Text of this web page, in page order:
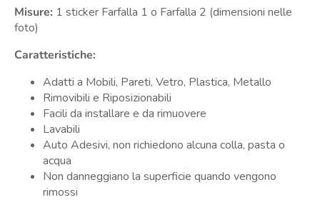
Misure: 1 sticker Farfalla 1 o Farfalla 2 (dimensioni nelle
foto)
Caratteristiche:
Adatti a Mobili, Pareti, Vetro, Plastica, Metallo
Rimovibili e Riposizionabili
Facili da installare e da rimuovere
Lavabili
Auto Adesivi, non richiedono alcuna colla, pasta o
acqua
Non danneggiano la superficie quando vengono
rimossi